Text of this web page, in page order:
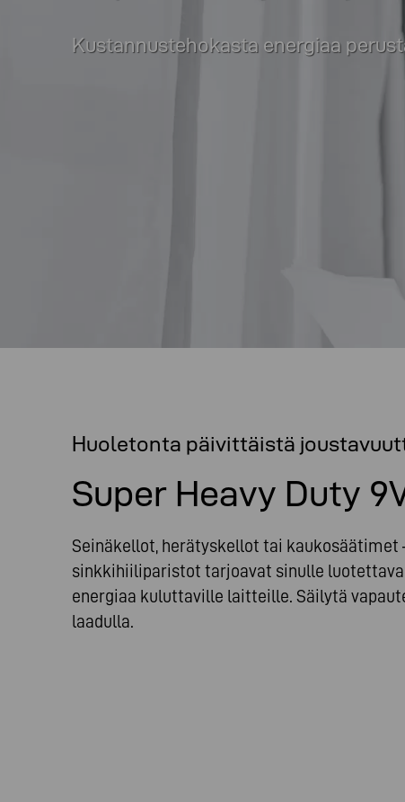
Kustannustehokasta energiaa
Huoletonta päivittäistä
Super Heavy Duty
Seinäkellot, herätyskellot tai kaukosäätimet
sinkkihiiliparistot tarjoavat sinulle
energiaa kuluttaville laitteille. Säilytä
laadulla.